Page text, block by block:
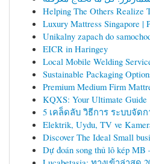
Helping The Others Realize
Luxury Mattress Singapore |
Unikalny zapach do
EICR in Haringey
Local Mobile Welding
Sustainable Packaging
Premium Medium Firm
KQXS: Your Ultimate Guide
5 เคล็ดลับ วิธีการ ระบบจัด
Elektrik, Uydu, TV ve
Discover The Ideal Small
Dự đoán song thủ lô kép MB